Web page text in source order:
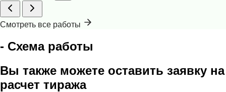
Смотреть все работы
- Схема работы
Вы также можете оставить заявку на
расчет тиража